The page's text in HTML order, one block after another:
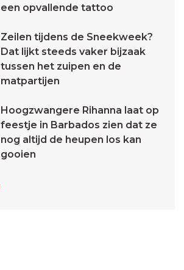
een opvallende tattoo
Zeilen tijdens de Sneekweek?
Dat lijkt steeds vaker bijzaak
tussen het zuipen en de
matpartijen
Hoogzwangere Rihanna laat op
feestje in Barbados zien dat ze
nog altijd de heupen los kan
gooien